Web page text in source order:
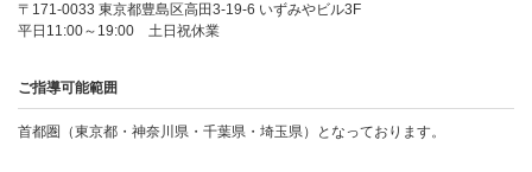
〒171-0033 東京都豊島区高田3-19-6 いずみやビル3F
平日11:00～19:00 土日祝休業
ご指導可能範囲
首都圏（東京都・神奈川県・千葉県・埼玉県）となっております。